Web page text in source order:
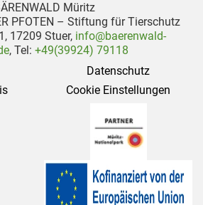
Müritz
PFOTEN – Stiftung für Tierschutz
17209 Stuer, info@baerenwald-
, Tel: +49(39924) 79118
Datenschutz
Cookie Einstellungen